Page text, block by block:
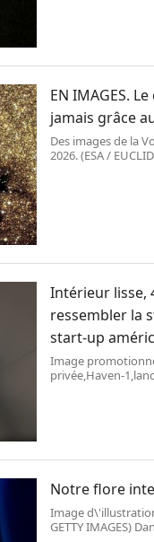
EN IMAGES.
jamais grâce
Des images de la
2026. (ESA /
Intérieur lisse,
ressembler la
start-up
Image
privée,Haven-
Notre flore
Image
GETTY IMAGES)